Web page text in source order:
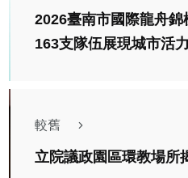
2026臺南市國際龍舟
163支隊伍展現城市活力
較舊
立院議政園區環教場所